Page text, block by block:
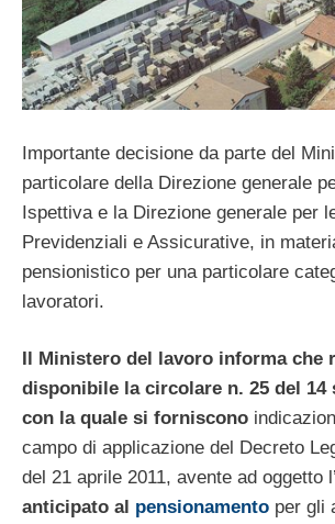
Importante decisione da parte del
particolare della Direzione generale
Ispettiva e la Direzione generale per
Previdenziali e Assicurative, in
pensionistico per una particolare
lavoratori.
Il Ministero del lavoro informa che
disponibile la circolare n. 25 del 14
con la quale si forniscono
campo di applicazione del Decreto
del 21 aprile 2011, avente ad oggetto
anticipato al pensionamento per gli